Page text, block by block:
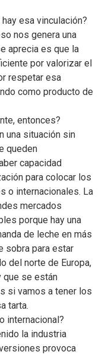
esa vinculación?
nos genera una
aprecia es que la
por valorizar el
respetar esa
como producto de
entonces?
una situación sin
queden
capacidad
para colocar los
o internacionales. La
mercados
porque hay una
de leche en más
sobra para estar
del norte de Europa,
que se están
si vamos a tener los
tarta.
internacional?
la industria
provoca